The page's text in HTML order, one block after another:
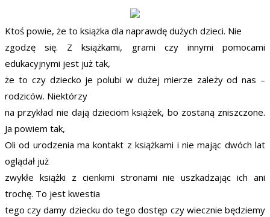
Ktoś powie, że to książka dla naprawdę dużych dzieci. Nie
zgodzę się. Z książkami, grami czy innymi pomocami
edukacyjnymi jest już tak,
że to czy dziecko je polubi w dużej mierze zależy od nas –
rodziców. Niektórzy
na przykład nie dają dzieciom książek, bo zostaną zniszczone.
Ja powiem tak,
Oli od urodzenia ma kontakt z książkami i nie mając dwóch lat
oglądał już
zwykłe książki z cienkimi stronami nie uszkadzając ich ani
trochę. To jest kwestia
tego czy damy dziecku do tego dostęp czy wiecznie będziemy